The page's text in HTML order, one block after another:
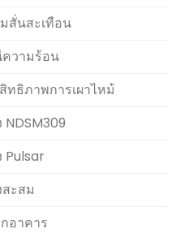
สั่นสะเทือน
วามร้อน
ทธิภาพการเผาไหม้
Pulsar
ะสม
อาคาร